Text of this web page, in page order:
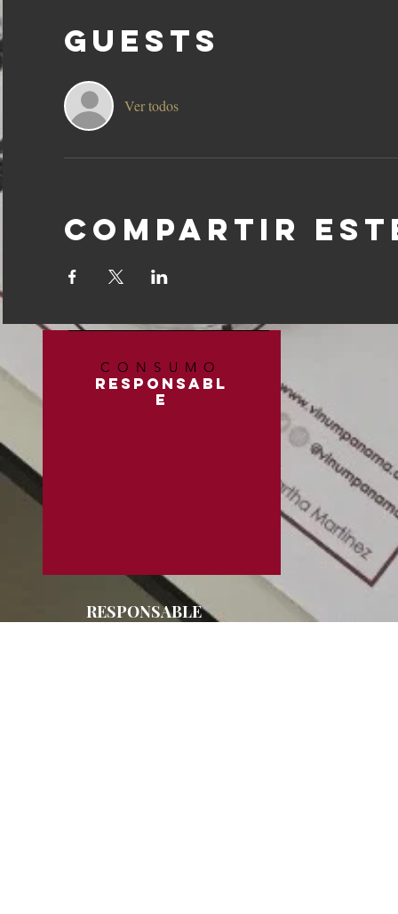
Guests
Ver todos
Compartir
CONSUMO
RESPONSABL
E
RESPONSABLE